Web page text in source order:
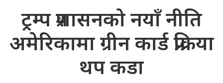
ट्रम्प प्रशासनको नयाँ नीति
अमेरिकामा ग्रीन कार्ड प्रक्रिया
थप कडा